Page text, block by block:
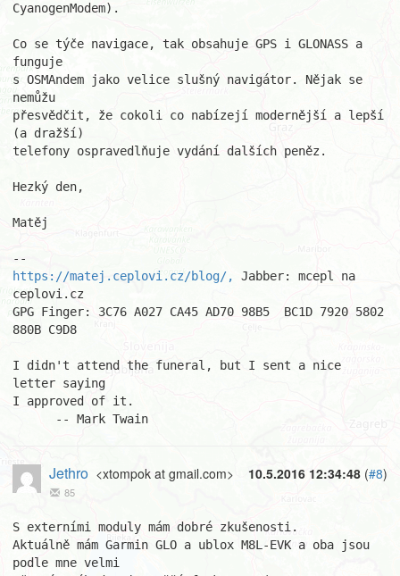
CyanogenModem).
Co se týče navigace, tak obsahuje GPS i GLONASS a
funguje
s OSMAndem jako velice slušný navigátor. Nějak se
nemůžu
přesvědčit, že cokoli co nabízejí modernější a lepší
(a dražší)
telefony ospravedlňuje vydání dalších peněz.
Hezký den,
Matěj
https://matej.ceplovi.cz/blog/,
Jabber: mcepl na
ceplovi.cz
GPG Finger: 3C76 A027 CA45 AD70 98B5  BC1D 7920 5802
880B C9D8
I didn't attend the funeral, but I sent a nice
letter saying
I approved of it.
      -- Mark Twain
10.5.2016 12:34:48 (#8)
Jethro <xtompok at gmail.com>
85
S externími moduly mám dobré zkušenosti.
Aktuálně mám Garmin GLO a ublox M8L-EVK a oba jsou
podle mne velmi